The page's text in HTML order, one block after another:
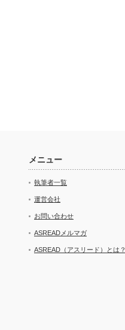
メニュー
執筆者一覧
運営会社
お問い合わせ
ASREADメルマガ
ASREAD（アスリード）とは？